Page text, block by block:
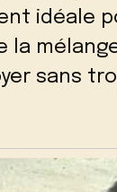
idéale
la
sans